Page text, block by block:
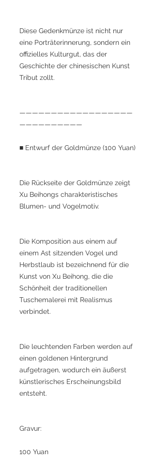
Diese Gedenkmünze ist nicht nur
eine Porträterinnerung, sondern ein
offizielles Kulturgut, das der
Geschichte der chinesischen Kunst
Tribut zollt.
——————————————————
——————————
■ Entwurf der Goldmünze (100 Yuan)
Die Rückseite der Goldmünze zeigt
Xu Beihongs charakteristisches
Blumen- und Vogelmotiv.
Die Komposition aus einem auf
einem Ast sitzenden Vogel und
Herbstlaub ist bezeichnend für die
Kunst von Xu Beihong, die die
Schönheit der traditionellen
Tuschemalerei mit Realismus
verbindet.
Die leuchtenden Farben werden auf
einen goldenen Hintergrund
aufgetragen, wodurch ein äußerst
künstlerisches Erscheinungsbild
entsteht.
Gravur:
100 Yuan